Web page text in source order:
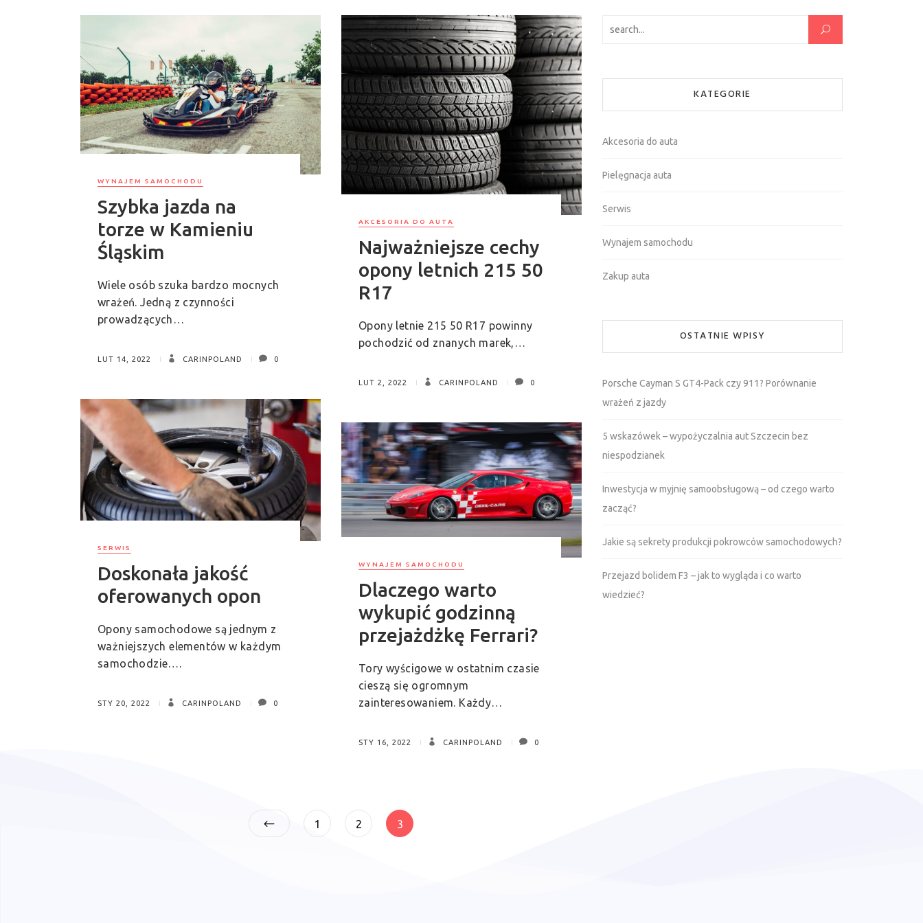
WYNAJEM SAMOCHODU
Szybka jazda na
torze w Kamieniu
Śląskim
Wiele osób szuka bardzo mocnych
wrażeń. Jedną z czynności
prowadzących…
LUT 14, 2022 CARINPOLAND 0
AKCESORIA DO AUTA
Najważniejsze cechy
opony letnich 215 50
R17
Opony letnie 215 50 R17 powinny
pochodzić od znanych marek,…
LUT 2, 2022 CARINPOLAND 0
SERWIS
Doskonała jakość
oferowanych opon
Opony samochodowe są jednym z
ważniejszych elementów w każdym
samochodzie….
STY 20, 2022 CARINPOLAND 0
WYNAJEM SAMOCHODU
Dlaczego warto
wykupić godzinną
przejażdżkę Ferrari?
Tory wyścigowe w ostatnim czasie
cieszą się ogromnym
zainteresowaniem. Każdy…
STY 16, 2022 CARINPOLAND 0
Stronicowanie
Page
1 Page
2 Page
3
KATEGORIE
Akcesoria do auta
Pielęgnacja auta
Serwis
Wynajem samochodu
Zakup auta
OSTATNIE WPISY
Porsche Cayman S GT4-Pack czy 911? Porównanie
wrażeń z jazdy
5 wskazówek – wypożyczalnia aut Szczecin bez
niespodzianek
Inwestycja w myjnię samoobsługową – od czego warto
zacząć?
Jakie są sekrety produkcji pokrowców samochodowych?
Przejazd bolidem F3 – jak to wygląda i co warto
wiedzieć?